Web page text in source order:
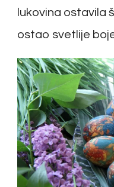
lukovina ostavila
ostao svetlije